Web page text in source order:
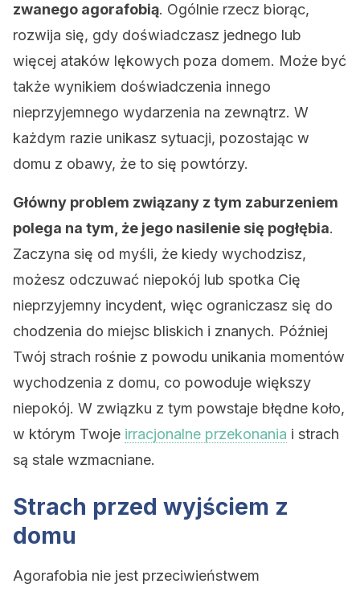
zwanego agorafobią. Ogólnie rzecz biorąc,
rozwija się, gdy doświadczasz jednego lub
więcej ataków lękowych poza domem. Może być
także wynikiem doświadczenia innego
nieprzyjemnego wydarzenia na zewnątrz. W
każdym razie unikasz sytuacji, pozostając w
domu z obawy, że to się powtórzy.
Główny problem związany z tym zaburzeniem
polega na tym, że jego nasilenie się pogłębia.
Zaczyna się od myśli, że kiedy wychodzisz,
możesz odczuwać niepokój lub spotka Cię
nieprzyjemny incydent, więc ograniczasz się do
chodzenia do miejsc bliskich i znanych. Później
Twój strach rośnie z powodu unikania momentów
wychodzenia z domu, co powoduje większy
niepokój. W związku z tym powstaje błędne koło,
w którym Twoje irracjonalne przekonania i strach
są stale wzmacniane.
Strach przed wyjściem z
domu
Agorafobia nie jest przeciwieństwem